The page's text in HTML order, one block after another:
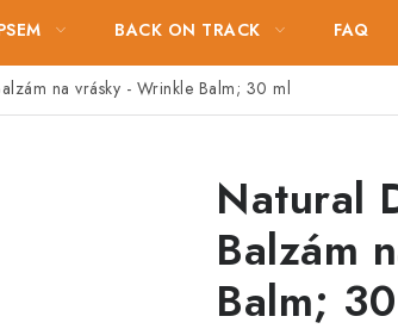
BACK ON TRACK FAQ
na vrásky - Wrinkle Balm; 30 ml
Natural
Balzám
Balm;